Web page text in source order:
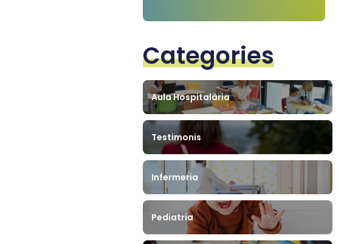
Categories
Aula Hospitalària
Testimonis
Infermeria
Pediatria